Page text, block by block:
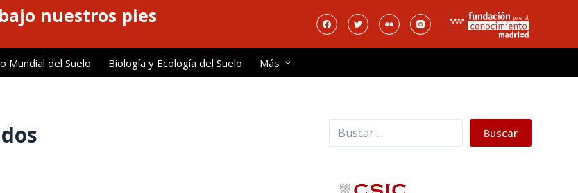
nuestros pies
Mundial del Suelo Biología y Ecología del Suelo Más
Buscar Buscar